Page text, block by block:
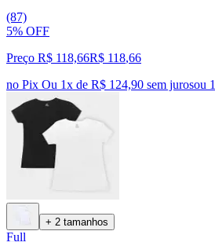
(87)
5% OFF
Preço R$ 118,66R$ 118,66
no Pix Ou 1x de R$ 124,90 sem jurosou 1
+ 2 tamanhos
Full